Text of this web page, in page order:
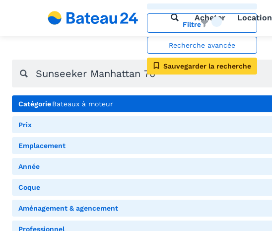
Acheter Location
Filtre
Recherche avancée
Sauvegarder la recherche
CatégorieBateaux à moteur
Prix
Emplacement
Année
Coque
Aménagement & agencement
Professionnel